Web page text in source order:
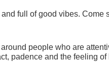
full of good vibes. Come
people who are
padence and the feeling